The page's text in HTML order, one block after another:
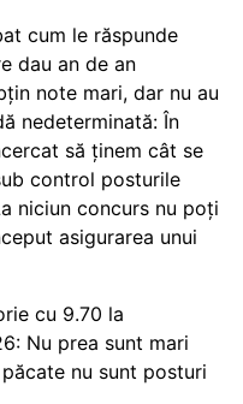
cum le răspunde
dau an de an
note mari, dar nu au
nedeterminată: În
să ținem cât se
control posturile
niciun concurs nu poți
asigurarea unui
cu 9.70 la
Nu prea sunt mari
nu sunt posturi